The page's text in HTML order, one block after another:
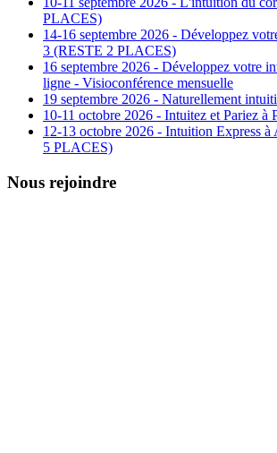
PLACES)
14-16 septembre 2026 - Développez
3 (RESTE 2 PLACES)
16 septembre 2026 - Développez votre
ligne - Visioconférence mensuelle
19 septembre 2026 - Naturellement
10-11 octobre 2026 - Intuitez et Pariez à
12-13 octobre 2026 - Intuition Express
5 PLACES)
Nous rejoindre